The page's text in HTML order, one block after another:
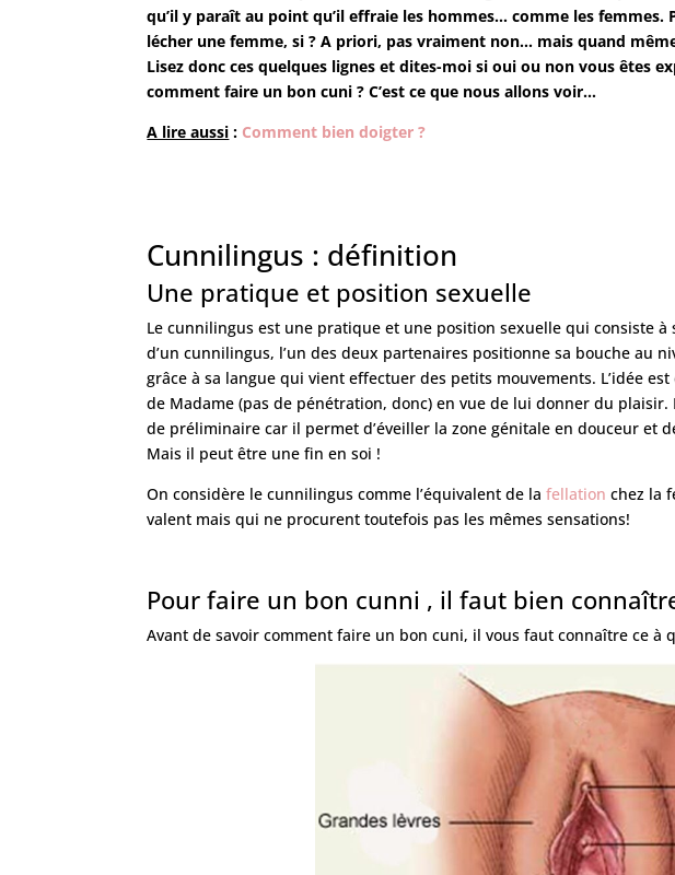
qu’il y paraît au point qu’il effraie les hommes… comme les femmes.
lécher une femme, si ? A priori, pas vraiment non… mais quand
Lisez donc ces quelques lignes et dites-moi si oui ou non vous êtes
comment faire un bon cuni ? C’est ce que nous allons voir…
A lire aussi : Comment bien doigter ?
Cunnilingus : définition
Une pratique et position sexuelle
Le cunnilingus est une pratique et une position sexuelle qui consiste
d’un cunnilingus, l’un des deux partenaires positionne sa bouche au
grâce à sa langue qui vient effectuer des petits mouvements. L’idée
de Madame (pas de pénétration, donc) en vue de lui donner du
de préliminaire car il permet d’éveiller la zone génitale en douceur et
Mais il peut être une fin en soi !
On considère le cunnilingus comme l’équivalent de lafellation chez la
valent mais qui ne procurent toutefois pas les mêmes sensations!
Pour faire un bon cunni , il faut bien
Avant de savoir comment faire un bon cuni, il vous faut connaître ce à